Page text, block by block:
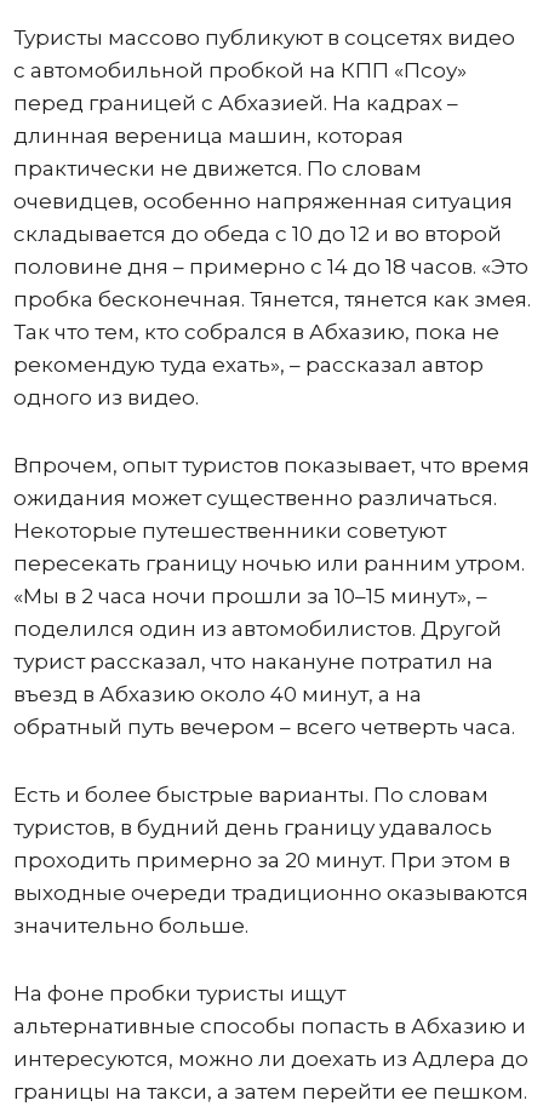
Туристы массово публикуют в соцсетях видео
с автомобильной пробкой на КПП «Псоу»
перед границей с Абхазией. На кадрах –
длинная вереница машин, которая
практически не движется. По словам
очевидцев, особенно напряженная ситуация
складывается до обеда с 10 до 12 и во второй
половине дня – примерно с 14 до 18 часов. «Это
пробка бесконечная. Тянется, тянется как змея.
Так что тем, кто собрался в Абхазию, пока не
рекомендую туда ехать», – рассказал автор
одного из видео.
Впрочем, опыт туристов показывает, что время
ожидания может существенно различаться.
Некоторые путешественники советуют
пересекать границу ночью или ранним утром.
«Мы в 2 часа ночи прошли за 10–15 минут», –
поделился один из автомобилистов. Другой
турист рассказал, что накануне потратил на
въезд в Абхазию около 40 минут, а на
обратный путь вечером – всего четверть часа.
Есть и более быстрые варианты. По словам
туристов, в будний день границу удавалось
проходить примерно за 20 минут. При этом в
выходные очереди традиционно оказываются
значительно больше.
На фоне пробки туристы ищут
альтернативные способы попасть в Абхазию и
интересуются, можно ли доехать из Адлера до
границы на такси, а затем перейти ее пешком.